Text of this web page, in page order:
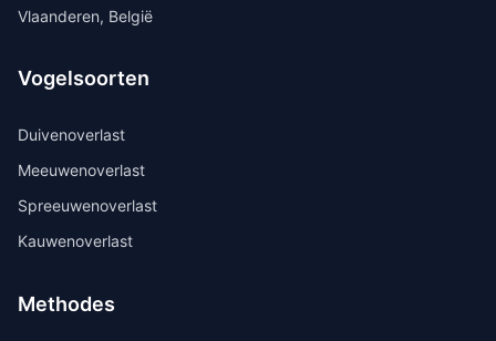
Vlaanderen, België
Vogelsoorten
Duivenoverlast
Meeuwenoverlast
Spreeuwenoverlast
Kauwenoverlast
Methodes